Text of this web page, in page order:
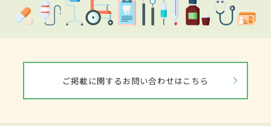
ご掲載に関するお問い合わせはこちら